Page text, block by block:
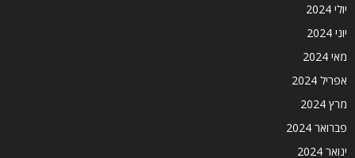
יולי 2024
יוני 2024
מאי 2024
אפריל 2024
מרץ 2024
פברואר 2024
ינואר 2024